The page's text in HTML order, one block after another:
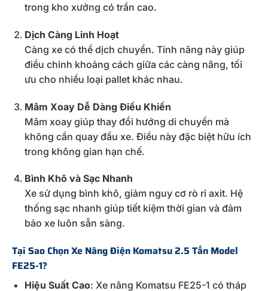
trong kho xưởng có trần cao.
Dịch Càng Linh Hoạt
Càng xe có thể dịch chuyển. Tính năng này giúp
điều chỉnh khoảng cách giữa các càng nâng, tối
ưu cho nhiều loại pallet khác nhau.
Mâm Xoay Dễ Dàng Điều Khiển
Mâm xoay giúp thay đổi hướng di chuyển mà
không cần quay đầu xe. Điều này đặc biệt hữu ích
trong không gian hạn chế.
Bình Khô và Sạc Nhanh
Xe sử dụng bình khô, giảm nguy cơ rò rỉ axit. Hệ
thống sạc nhanh giúp tiết kiệm thời gian và đảm
bảo xe luôn sẵn sàng.
Tại SaoChọnXe NângĐiện Komatsu2.5Tấn Model
FE25-1?
Hiệu Suất Cao: Xe nâng Komatsu FE25-1 có tháp